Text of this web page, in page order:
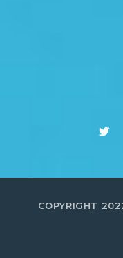
COPYRIGHT